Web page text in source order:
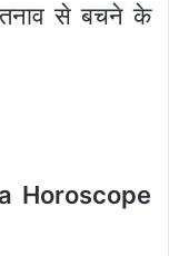
तनाव से बचने के
Horoscope